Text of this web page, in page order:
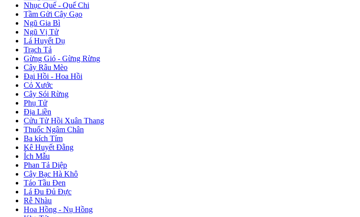
Nhục Quế - Quế Chi
Tầm Gửi Cây Gạo
Ngũ Gia Bì
Ngũ Vị Tử
Lá Huyết Dụ
Trạch Tả
Gừng Gió - Gừng Rừng
Cây Râu Mèo
Đại Hồi - Hoa Hồi
Cỏ Xước
Cây Sói Rừng
Phụ Tử
Địa Liền
Cửu Tử Hồi Xuân Thang
Thuốc Ngâm Chân
Ba kích Tím
Kê Huyết Đằng
Ích Mẫu
Phan Tả Diệp
Cây Bạc Hà Khô
Táo Tầu Đen
Lá Đu Đủ Đực
Rễ Nhàu
Hoa Hồng - Nụ Hồng